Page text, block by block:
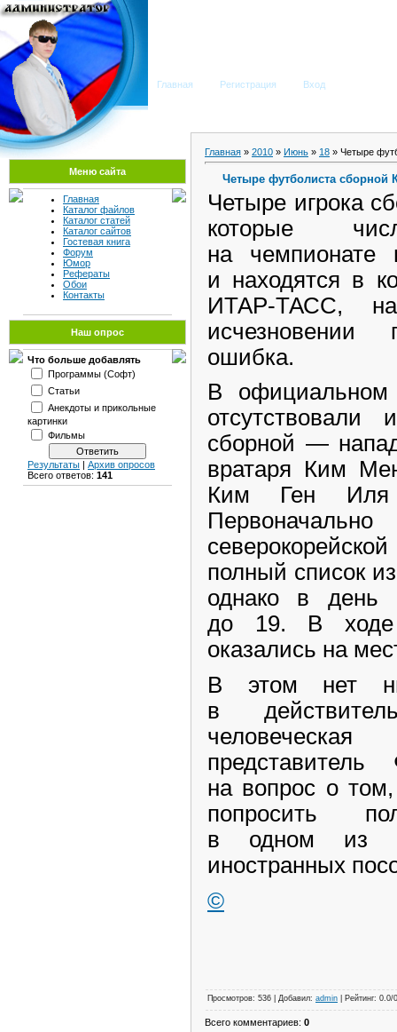
Главная Регистрация Вход
Меню сайта
Главная
Каталог файлов
Каталог статей
Каталог сайтов
Гостевая книга
Форум
Юмор
Рефераты
Обои
Контакты
Наш опрос
Что больше добавлять
Программы (Софт)
Статьи
Анекдоты и прикольные
картинки
Фильмы
Результаты | Архив опросов
Всего ответов: 141
Главная » 2010 » Июнь » 18 » Четыре
Четыре футболиста
Четыре игрока
которые
на
и находятся в
ИТАР-ТАСС,
исчезновении
ошибка.
В
отсутствовали
сборной —
вратаря Ким
Ким Ген
полный список
однако в день
до 19. В ходе
оказались на
В этом нет
в
на вопрос о
попросить
в одном из
иностранных
©
Просмотров: 536 | Добавил: admin | Рейтинг:
Всего комментариев: 0